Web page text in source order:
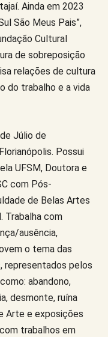
Ainda em 2023
São Meus Pais”,
Cultural
de sobreposição
relações de cultura
do trabalho e a vida
Júlio de
Possui
UFSM, Doutora e
com Pós-
de Belas Artes
Trabalha com
ausência,
o tema das
representados pelos
abandono,
desmonte, ruína
Arte e exposições
trabalhos em